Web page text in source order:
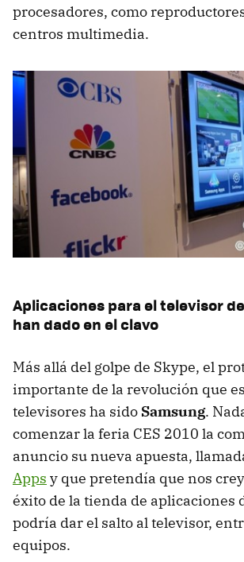
procesadores, como
centros multimedia.
Aplicaciones para el televisor
han dado en el clavo
Más allá del golpe de Skype, el
importante de la revolución que
televisores ha sido Samsung.
comenzar la feria CES 2010 la
anuncio su nueva apuesta,
Apps y que pretendía que nos
éxito de la tienda de aplicaciones
podría dar el salto al televisor,
equipos.